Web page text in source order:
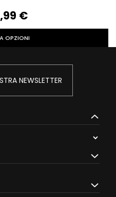
‎€
OPZIONI
NEWSLETTER